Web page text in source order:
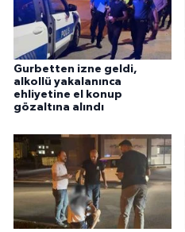
Gurbetten izne geldi,
alkollü yakalanınca
ehliyetine el konup
gözaltına alındı